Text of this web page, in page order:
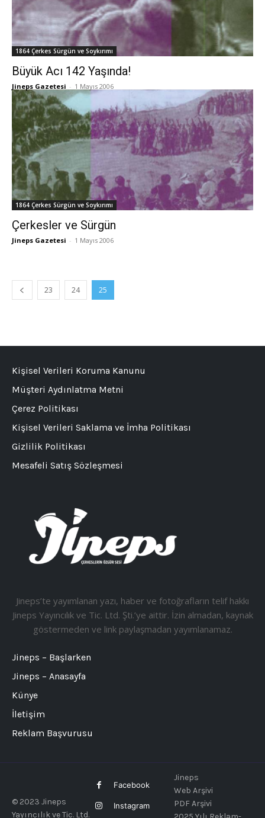
1864 Çerkes Sürgün ve Soykırımı
Büyük Acı 142 Yaşında!
Jineps Gazetesi - 1 Mayıs 2006
1864 Çerkes Sürgün ve Soykırımı
Çerkesler ve Sürgün
Jineps Gazetesi - 1 Mayıs 2006
23 24 25
Jineps’te yayımlanan yazı, haber ve fotoğrafların telif hakkı
Jineps Yayıncılık ve Tic. Ltd. Şti.’ye aittir. İzin almadan, kaynak
göstermeden ve link paylaşmadan yayımlanamaz.
Jineps – Başlarken
Jineps – Anasayfa
Künye
İletişim
Reklam Başvurusu
Kişisel Verileri Koruma Kanunu
Müşteri Aydınlatma Metni
Çerez Politikası
Kişisel Verileri Saklama ve İmha Politikası
Gizlilik Politikası
Mesafeli Satış Sözleşmesi
© 2023 Jineps
Yayıncılık ve Tic. Ltd.
Facebook
Instagram
Jineps
Web Arşivi
PDF Arşivi